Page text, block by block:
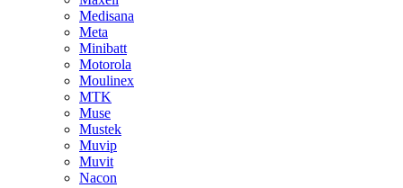
Medisana
Meta
Minibatt
Motorola
Moulinex
MTK
Muse
Mustek
Muvip
Muvit
Nacon